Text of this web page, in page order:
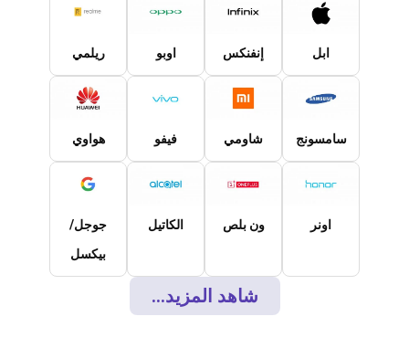
ابل إنفنكس اوبو ريلمي
سامسونج شاومي فيفو هواوي
اونر ون بلص الكاتيل
جوجل/
بيكسل
شاهد المزيد...